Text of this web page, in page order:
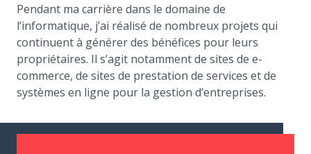
Pendant ma carrière dans le domaine de
l’informatique, j’ai réalisé de nombreux projets qui
continuent à générer des bénéfices pour leurs
propriétaires. Il s’agit notamment de sites de e-
commerce, de sites de prestation de services et de
systèmes en ligne pour la gestion d’entreprises.